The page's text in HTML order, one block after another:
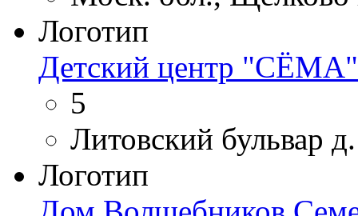
Логотип
Детский центр
5
Литовский бульвар
Логотип